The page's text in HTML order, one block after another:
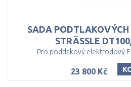
SADA PODTLAKOVÝCH
STRÄSSLE
Pro podtlakový elektrodový
23 800 Kč